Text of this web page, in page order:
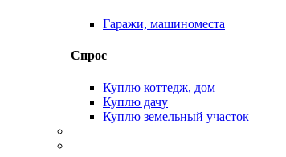
Гаражи, машиноместа
Спрос
Куплю коттедж, дом
Куплю дачу
Куплю земельный участок